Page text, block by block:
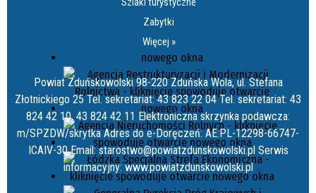
Zabytki
Więcej »
Powiat Zduńskowolski 98-220 Zduńska Wola, ul. Stefana
Złotnickiego 25 Tel. sekretariat: 43 823 22 04 Tel. sekretariat: 43
824 42 10, 43 824 42 11 Elektroniczna skrzynka podawcza:
m/SPZDW/skrytka Adres do e-Doręczeń: AE:PL-12298-66747-
ICAIV-30 Email: starostwo@powiatzdunskowolski.pl Serwis
informacyjny: www.powiatzdunskowolski.pl